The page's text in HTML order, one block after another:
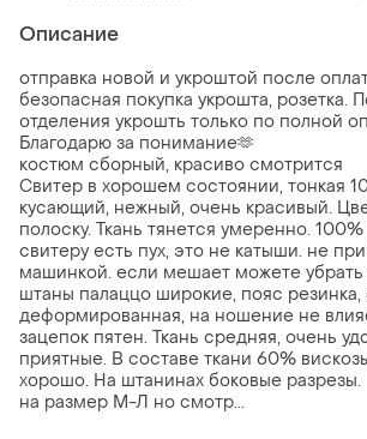
Описание
отправка новой и укроштой после
безопасная покупка укрошта, розетка.
отделения укрошть только по полной
Благодарю за понимание🫶
костюм сборный, красиво смотрится
Свитер в хорошем состоянии, тонкая
кусающий, нежный, очень красивый.
полоску. Ткань тянется умеренно.
свитеру есть пух, это не катыши. не
машинкой. если мешает можете
штаны палаццо широкие, пояс резинка,
деформированная, на ношение не
зацепок пятен. Ткань средняя, очень
приятные. В составе ткани 60%
хорошо. На штанинах боковые разрезы.
на размер М-Л но смотр...